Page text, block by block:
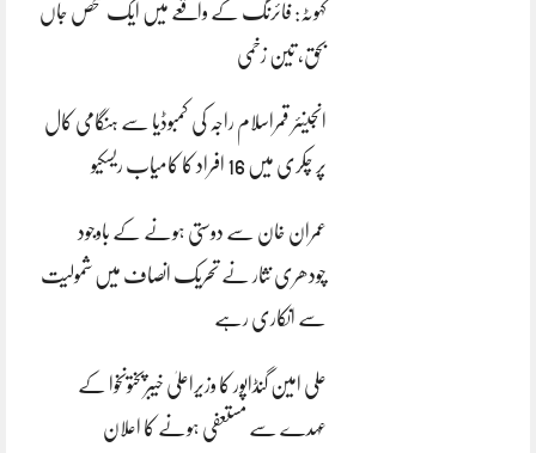
کہوٹہ: فائرنگ کے واقعے میں ایک شخص جاں
بحق، تین زخمی
انجینئر قمراسلام راجہ کی کمبوڈیا سے ہنگامی کال
پر چکری میں 16 افراد کا کامیاب ریسکیو
عمران خان سے دوستی ہونے کے باوجود
چودھری نثار نے تحریک انصاف میں شمولیت
سے انکاری رہے
علی امین گنڈاپور کا وزیراعلیٰ خیبرپختونخوا کے
عہدے سے مستعفی ہونے کا اعلان